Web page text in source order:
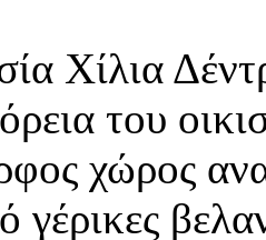
Χίλια
του
χώρος
γέρικες